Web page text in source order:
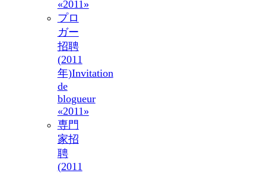
«2011»
プロ
ガー
招聘
(2011
年)Invitation
de
blogueur
«2011»
専門
家招
聘
(2011